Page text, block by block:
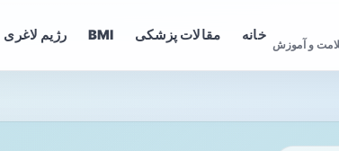
و آموزش
خانه مقالات پزشکی BMI رژیم لاغری